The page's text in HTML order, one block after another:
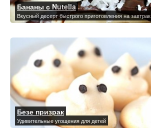
Бананы с Nutella
Вкусный десерт быстрого приготовления на завтрак
Безе призрак
Удивительные угощения для детей